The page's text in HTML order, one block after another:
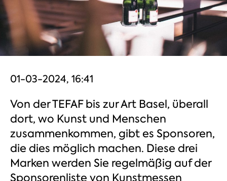
01-03-2024, 16:41
Von der TEFAF bis zur Art Basel, überall
dort, wo Kunst und Menschen
zusammenkommen, gibt es Sponsoren,
die dies möglich machen. Diese drei
Marken werden Sie regelmäßig auf der
Sponsorenliste von Kunstmessen